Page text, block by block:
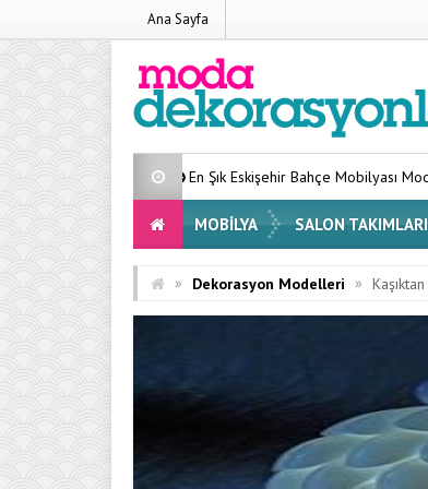
Ana Sayfa
En Şık Eskişehir Bahçe Mobilyası Modelleri Listesi 2026
MOBILYA SALON TAKIMLARI
» Dekorasyon Modelleri »